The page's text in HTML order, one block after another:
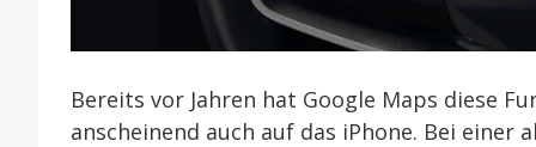
Bereits vor Jahren hat Google Maps diese
anscheinend auch auf das iPhone. Bei